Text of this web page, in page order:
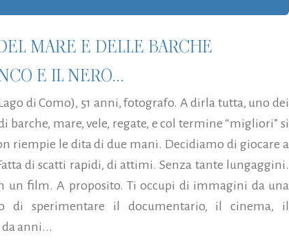
MARE E DELLE BARCHE
E IL NERO...
di Como), 51 anni, fotografo. A dirla tutta, uno dei
mare, vele, regate, e col termine “migliori” si
riempie le dita di due mani. Decidiamo di giocare a
di scatti rapidi, di attimi. Senza tante lungaggini.
un film. A proposito. Ti occupi di immagini da una
di sperimentare il documentario, il cinema, il
anni...